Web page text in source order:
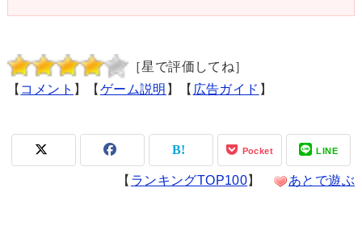
［星で評価してね］
【 コメント 】【 ゲーム説明 】【 広告ガイド 】
Pocket LINE
【 ランキングTOP100】 あとで遊ぶ